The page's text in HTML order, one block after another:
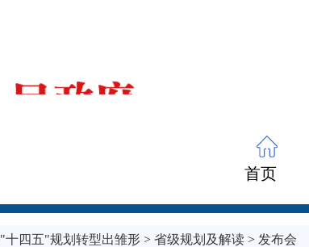
首页
"十四五"规划转型出雏形> 省级规划及解读> 发布会